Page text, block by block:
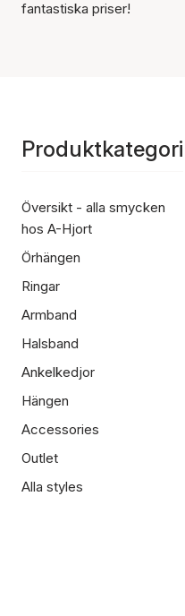
fantastiska priser!
Produktkategori
Översikt - alla smycken
hos A-Hjort
Örhängen
Ringar
Armband
Halsband
Ankelkedjor
Hängen
Accessories
Outlet
Alla styles